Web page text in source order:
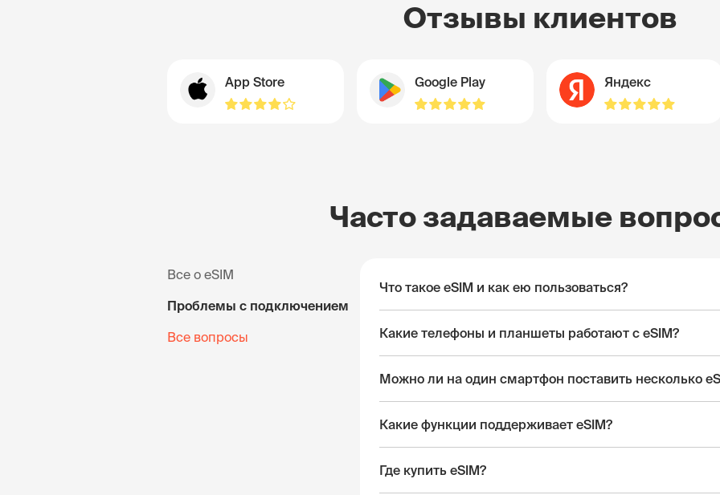
Отзывы клиентов
App Store Google Play Яндекс
Часто задаваемые
Все о eSIM
Проблемы с подключением
Все вопросы
Что такое eSIM и как ею пользоваться?
Какие телефоны и планшеты работают с eSIM?
Можно ли на один смартфон поставить несколько
Какие функции поддерживает eSIM?
Где купить eSIM?